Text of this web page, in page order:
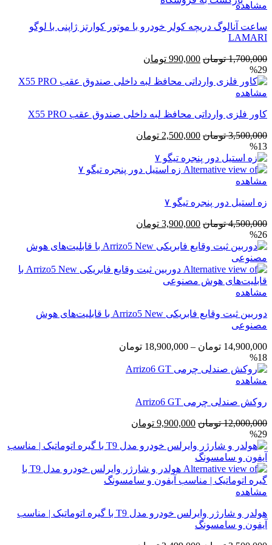
مشاهده
ساعت آنالوگ دریچه کولر خودرو با موتور کوارتز ژاپنی با لوگو
LAMARI
1,700,000 تومان قیمت
1,700,000 تومان
990,000 تومان
990,000 تومان
%29
مشاهده
کاور فلزی وارداتی محافظ لبه داخلی صندوق عقب X55 PRO
3,500,000 تومان قیمت
3,500,000 تومان
بود.
2,500,000 تومان
است.
%13
مشاهده
زه استیل دور پنجره تیگو ۷
4,500,000 تومان قیمت
4,500,000 تومان
3,900,000 تومان
3,900,000 تومان
%26
مشاهده
دوربین ثبت وقایع فابریکی Arrizo5 New با قابلیت‌های هوش
مصنوعی
14,900,000 تومان –
18,900,000 تومان
%18
مشاهده
روکش صندلی چرمی Arrizo6 GT
12,000,000 تومان قیمت
12,000,000 تومان
بود.
9,900,000 تومان
9,900,000 تومان
%29
مشاهده
هولدر و شارژر وایرلس خودرو مدل T9 با گیره اتوماتیک | مناسب
آیفون و سامسونگ